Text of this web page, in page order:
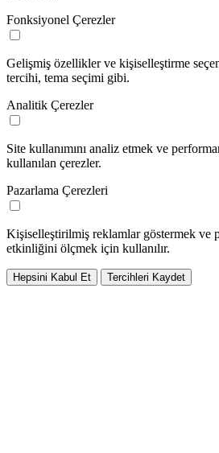
Fonksiyonel Çerezler
Gelişmiş özellikler ve kişiselleştirme
tercihi, tema seçimi gibi.
Analitik Çerezler
Site kullanımını analiz etmek ve
kullanılan çerezler.
Pazarlama Çerezleri
Kişiselleştirilmiş reklamlar göstermek ve
etkinliğini ölçmek için kullanılır.
Hepsini Kabul Et Tercihleri Kaydet